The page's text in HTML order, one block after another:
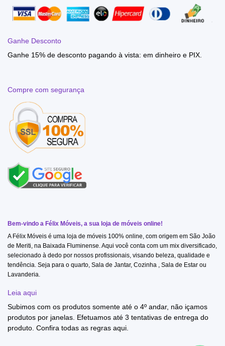
Ganhe Desconto
Ganhe 15% de desconto pagando à vista: em dinheiro e PIX.
Compre com segurança
Bem-vindo a Félix Móveis, a sua loja de móveis online!
A Félix Móveis é uma loja de móveis 100% online, com origem em São João
de Meriti, na Baixada Fluminense. Aqui você conta com um mix diversificado,
selecionado à dedo por nossos profissionais, visando beleza, qualidade e
tendência. Seja para o quarto, Sala de Jantar, Cozinha , Sala de Estar ou
Lavanderia.
Leia aqui
Subimos com os produtos somente até o 4º andar, não içamos
produtos por janelas. Efetuamos até 3 tentativas de entrega do
produto. Confira todas as regras aqui